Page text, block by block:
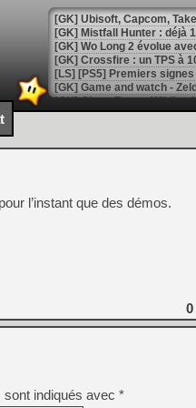
[GK] Mistfall Hunter : déjà
[GK] Wo Long 2 évolue
[GK] Crossfire : un TPS à
[LS] [PS5] Premiers
[Mo5] DOOM arrive en
[GK] Bethesda fête les 30
[GK] Roblox : l'action en
[GK] Agenda - GeForce
[LS] [PS5] ps5-y2jb-
[GK] Pourquoi Marvel
[GK] Test : Restory : Chill
[GK] GTA 6 : Rockstar
[GK] Hot Wheels Infinite
[GK] Mémoire cash -
[GK] Résultats Nintendo :
l’instant que des démos.
0
indiqués avec *